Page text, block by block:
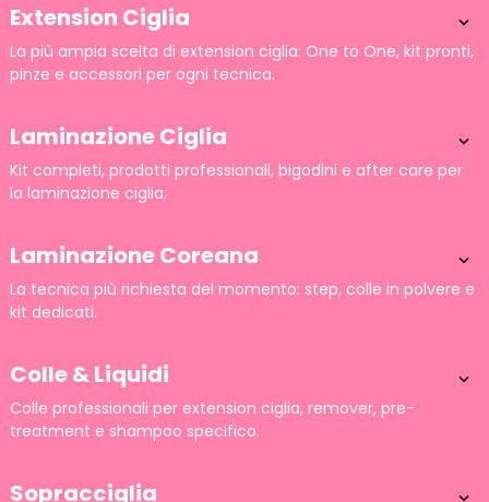
Extension Ciglia 
La più ampia scelta di extension ciglia: One to One, kit pronti,
pinze e accessori per ogni tecnica.
Laminazione Ciglia 
Kit completi, prodotti professionali, bigodini e after care per
la laminazione ciglia.
Laminazione Coreana 
La tecnica più richiesta del momento: step, colle in polvere e
kit dedicati.
Colle & Liquidi 
Colle professionali per extension ciglia, remover, pre-
treatment e shampoo specifico.
Sopracciglia